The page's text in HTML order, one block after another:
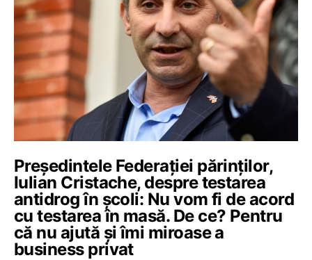
Președintele Federației părinților,
Iulian Cristache, despre testarea
antidrog în școli: Nu vom fi de acord
cu testarea în masă. De ce? Pentru
că nu ajută și îmi miroase a
business privat